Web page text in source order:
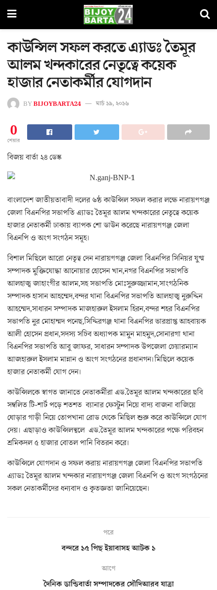
কাউন্সিল সফল করতে এ্যাডঃ তৈমূর
আলম খন্দকারের নেতৃত্বে কয়েক
হাজার নেতাকর্মীর যোগদান
BYBIJOYBARTA24 মার্চ ১৯, ২০১৬
0
শেয়ার
বিজয় বার্তা ২৪ ডেস্ক
বাংলাদেশ জাতীয়তাবাদী দলের ৬ষ্ঠ কাউন্সিল সফল করার লক্ষে নারায়ণগঞ্জ
জেলা বিএনপির সভাপতি এ্যাডঃ তৈমূর আলম খন্দকারের নেতৃত্বে কয়েক
হাজার নেতাকর্মী ঢাকায় ব্যাপক শো ডাউন করেছে নারায়ণগঞ্জ জেলা
বিএনপি ও অংগ সংগঠন সমূহ।
বিশাল মিছিলে আরো নেতৃত্ব দেন নারায়ণগঞ্জ জেলা বিএনপির সিনিয়র যুগ্ম
সম্পাদক মুক্তিযোদ্ধা আনোয়ার হোসেন খান,নগর বিএনপির সভাপতি
আলহাজ্ব জাহাংগীর আলম,সহ সভাপতি মোঃসুরুজ্জামান,সাংগঠনিক
সম্পাদক হাসান আহম্মেদ,বন্দর থানা বিএনপির সভাপতি আলহাজ্ব নুরুদ্দিন
আহম্মেদ,সাধারন সম্পাদক মাজহারুল ইসলাম হিরন,বন্দর শহর বিএনপির
সভাপতি নুর মোহাম্মদ পনেছ,সিদ্দিরগঞ্জ থানা বিএনপির ভারপ্রাপ্ত আহবায়ক
আলী হোসেন প্রধান,সদস্য সচিব অধ্যাপক মামুন মাহমুদ,সোনারগা থানা
বিএনপির সভাপতি আবু জাফর, সাধারন সম্পাদক উপজেলা চেয়ারম্যান
আজহারুল ইসলাম মান্নান ও অংগ সংগঠনের প্রধানগন।মিছিলে কয়েক
হাজার নেতাকর্মী যোগ দেন।
কাউন্সিলকে স্বাগত জানাতে নেতাকর্মীরা এড.তৈমূর আলম খন্দকারের ছবি
সম্বলিত টি-শার্ট পড়ে শতশত ব্যানার ফেস্টুন নিয়ে বাদ্য বাজনা বাজিয়ে
ঘোড়ার গাড়ী নিয়ে তোপখানা রোড থেকে মিছিল শুরু করে কাউন্সিলে যোগ
দেয়। এছাড়াও কাউন্সিলস্থলে এড.তৈমূর আলম খন্দকারের পক্ষে পরিবহন
শ্রমিকদল ৫ হাজার বোতল পানি বিতরন করে।
কাউন্সিলে যোগদান ও সফল করায় নারায়ণগঞ্জ জেলা বিএনপির সভাপতি
এ্যাডঃ তৈমূর আলম খন্দকার নারায়ণগঞ্জ জেলা বিএনপি ও অংগ সংগঠনের
সকল নেতাকর্মীদের ধন্যবাদ ও কৃতজ্ঞতা জানিয়েছেন।
পরে
বন্দরে ১৫ পিছ ইয়াবাসহ আটক ১
আগে
দৈনিক ডান্ডিবার্তা সম্পাদকের সৌদিআরব যাত্রা